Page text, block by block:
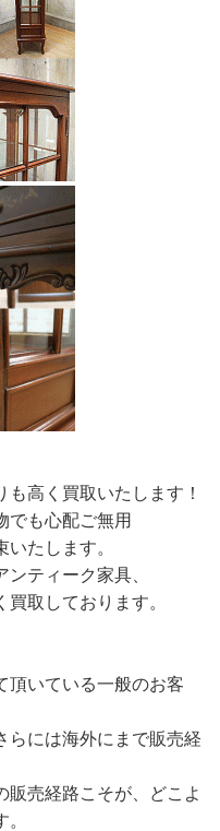
高く買取いたします！
でも心配ご無用
たします。
ティーク家具、
取しております。
頂いている一般のお客
らには海外にまで販売経
販売経路こそが、どこよ